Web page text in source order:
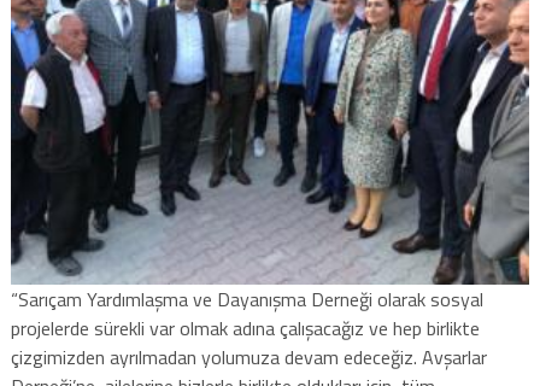
“Sarıçam Yardımlaşma ve Dayanışma Derneği olarak sosyal
projelerde sürekli var olmak adına çalışacağız ve hep birlikte
çizgimizden ayrılmadan yolumuza devam edeceğiz. Avşarlar